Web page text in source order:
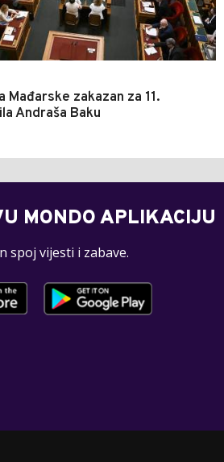
zakazan za 11.
Andraša Baku
MONDO APLIKACIJU
spoj vijesti i zabave.